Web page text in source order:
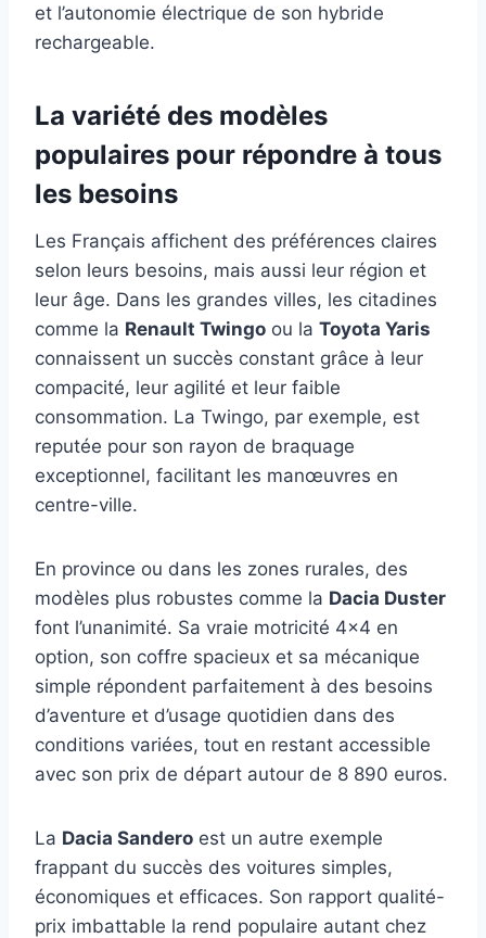
et l’autonomie électrique de son hybride
rechargeable.
La variété des modèles
populaires pour répondre à tous
les besoins
Les Français affichent des préférences claires
selon leurs besoins, mais aussi leur région et
leur âge. Dans les grandes villes, les citadines
comme la Renault Twingo ou la Toyota Yaris
connaissent un succès constant grâce à leur
compacité, leur agilité et leur faible
consommation. La Twingo, par exemple, est
reputée pour son rayon de braquage
exceptionnel, facilitant les manœuvres en
centre-ville.
En province ou dans les zones rurales, des
modèles plus robustes comme la Dacia Duster
font l’unanimité. Sa vraie motricité 4×4 en
option, son coffre spacieux et sa mécanique
simple répondent parfaitement à des besoins
d’aventure et d’usage quotidien dans des
conditions variées, tout en restant accessible
avec son prix de départ autour de 8 890 euros.
La Dacia Sandero est un autre exemple
frappant du succès des voitures simples,
économiques et efficaces. Son rapport qualité-
prix imbattable la rend populaire autant chez